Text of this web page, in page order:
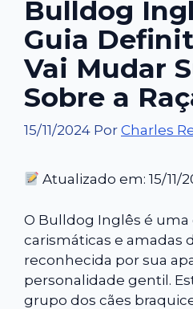
Bulldog
Guia
Vai Mudar
Sobre a
15/11/2024 Por Charles
Atualizado em: 15/11/
O Bulldog Inglês é uma
carismáticas e amadas
reconhecida por sua
personalidade gentil.
grupo dos cães